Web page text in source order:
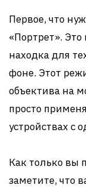
Первое, что
«Портрет». Это
находка для
фоне. Этот
объектива на
просто
устройствах с
Как только вы
заметите, что